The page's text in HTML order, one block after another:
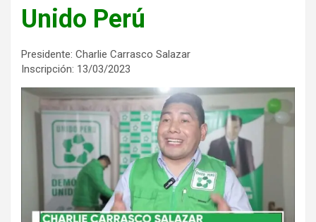
Unido Perú
Presidente: Charlie Carrasco Salazar
Inscripción: 13/03/2023